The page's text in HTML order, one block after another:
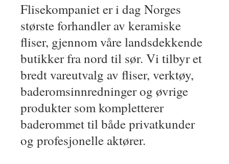
Flisekompaniet er i dag Norges
største forhandler av keramiske
fliser, gjennom våre landsdekkende
butikker fra nord til sør. Vi tilbyr et
bredt vareutvalg av fliser, verktøy,
baderomsinnredninger og øvrige
produkter som kompletterer
baderommet til både privatkunder
og profesjonelle aktører.